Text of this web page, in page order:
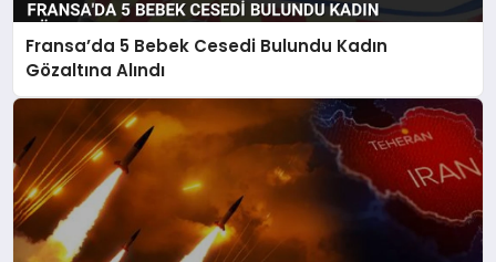
Fransa’da 5 Bebek Cesedi Bulundu Kadın
Gözaltına Alındı